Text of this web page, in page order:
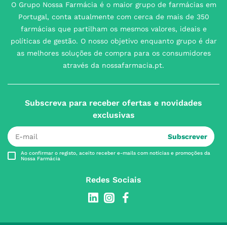
O Grupo Nossa Farmácia é o maior grupo de farmácias em
Portugal, conta atualmente com cerca de mais de 350
farmácias que partilham os mesmos valores, ideais e
políticas de gestão. O nosso objetivo enquanto grupo é dar
as melhores soluções de compra para os consumidores
através da nossafarmacia.pt.
Subscreva para receber ofertas e novidades
exclusivas
Subscrever
Ao confirmar o registo, aceito receber e-mails com notícias e promoções da
Nossa Farmácia
Redes Sociais